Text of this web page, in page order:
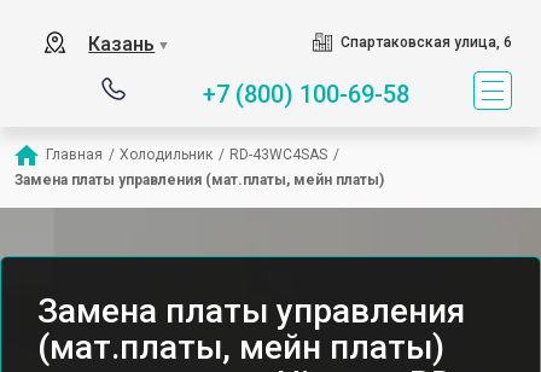
Казань ▼ Спартаковская улица, 6
+7 (800) 100-69-58
Главная / Холодильник / RD-43WC4SAS /
Замена платы управления (мат.платы, мейн платы)
Замена платы управления
(мат.платы, мейн платы)